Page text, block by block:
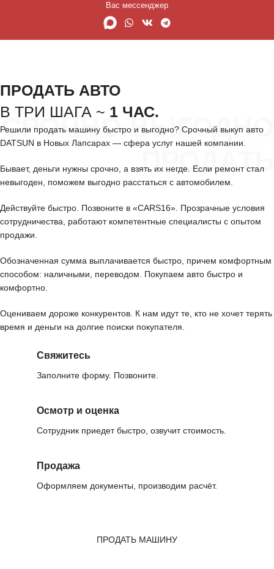
Вас мессенджер
СРОЧНО ВЫГОДНО
ПРОДАТЬ
ПРОДАТЬ АВТО
В ТРИ ШАГА ~ 1 ЧАС.
Решили продать машину быстро и выгодно? Срочный выкуп авто
DATSUN в Новых Лапсарах — сфера услуг нашей компании.
Бывает, деньги нужны срочно, а взять их негде. Если ремонт стал
невыгоден, поможем выгодно расстаться с автомобилем.
Действуйте быстро. Позвоните в «CARS16». Прозрачные условия
сотрудничества, работают компетентные специалисты с опытом
продажи.
Обозначенная сумма выплачивается быстро, причем комфортным
способом: наличными, переводом. Покупаем авто быстро и
комфортно.
Оцениваем дороже конкурентов. К нам идут те, кто не хочет терять
время и деньги на долгие поиски покупателя.
Свяжитесь
Заполните форму. Позвоните.
Осмотр и оценка
Сотрудник приедет быстро, озвучит стоимость.
Продажа
Оформляем документы, производим расчёт.
ПРОДАТЬ МАШИНУ